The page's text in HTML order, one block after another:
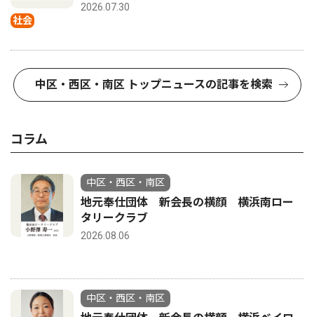
社会
2026.07.30
中区・西区・南区 トップニュースの記事を検索
コラム
中区・西区・南区
地元奉仕団体 新会長の横顔 横浜南ロー
タリークラブ
2026.08.06
中区・西区・南区